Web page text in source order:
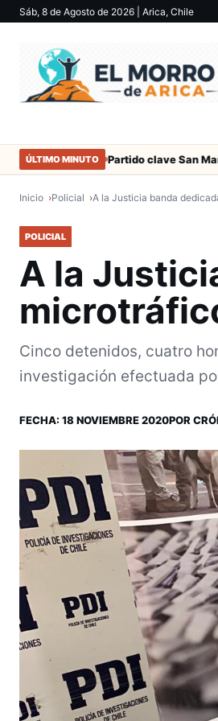
Sáb, 8 de Agosto de 2026 | Arica, Chile
ÚLTIMO MINUTO
Arica Partido clave San Marcos con
Inicio Policial A la Justicia banda
POLICIAL
A la
Cinco detenidos, cuatro
investigación efectuada
FECHA: 18 NOVIEMBRE 2020POR